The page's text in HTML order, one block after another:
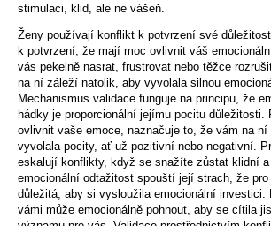
stimulaci, klid, ale ne vášeň.
Ženy používají konflikt k potvrzení své
k potvrzení, že mají moc ovlivnit váš
vás pekelně nasrat, frustrovat nebo těžce
na ní záleží natolik, aby vyvolala silnou
Mechanismus validace funguje na principu, že
hádky je proporcionální jejímu pocitu důležitosti.
ovlivnit vaše emoce, naznačuje to, že vám na
vyvolala pocity, ať už pozitivní nebo negativní.
eskalují konflikty, když se snažíte zůstat klidní
emocionální odtažitost spouští její strach, že
důležitá, aby si vysloužila emocionální investici.
vámi může emocionálně pohnout, aby se cítila